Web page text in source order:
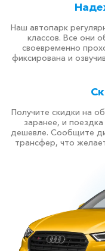
Наш автопарк
классов. Все они
своевременно
фиксирована и
Получите скидки на
заранее, и
дешевле. Сообщите
трансфер, что